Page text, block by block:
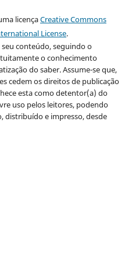
licençaCreative Commons
License.
seu conteúdo, seguindo o
o conhecimento
do saber. Assume-se que,
cedem os direitos de publicação
esta como detentor(a) do
uso pelos leitores, podendo
distribuído e impresso, desde